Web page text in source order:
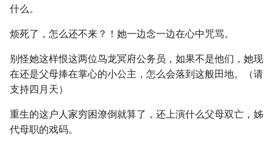
什么。
烦死了，怎么还不来？！她一边念一边在心中咒骂。
别怪她这样恨这两位鸟龙冥府公务员，如果不是他们，她现
在还是父母捧在掌心的小公主，怎么会落到这般田地。（请
支持四月天）
重生的这户人家穷困潦倒就算了，还上演什么父母双亡，姊
代母职的戏码。